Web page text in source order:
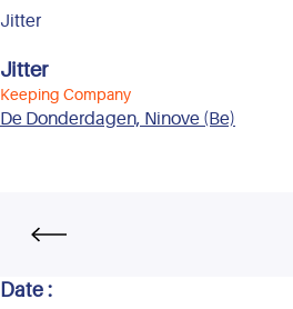
Jitter
Jitter
Keeping Company
De Donderdagen, Ninove (Be)
Date :